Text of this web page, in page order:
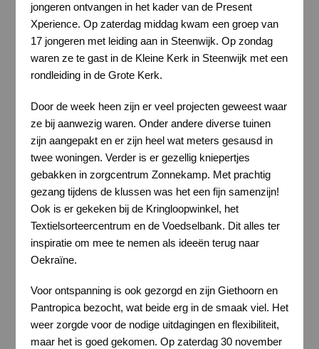
jongeren ontvangen in het kader van de Present
Xperience. Op zaterdag middag kwam een groep van
17 jongeren met leiding aan in Steenwijk. Op zondag
waren ze te gast in de Kleine Kerk in Steenwijk met een
rondleiding in de Grote Kerk.
Door de week heen zijn er veel projecten geweest waar
ze bij aanwezig waren. Onder andere diverse tuinen
zijn aangepakt en er zijn heel wat meters gesausd in
twee woningen. Verder is er gezellig kniepertjes
gebakken in zorgcentrum Zonnekamp. Met prachtig
gezang tijdens de klussen was het een fijn samenzijn!
Ook is er gekeken bij de Kringloopwinkel, het
Textielsorteercentrum en de Voedselbank. Dit alles ter
inspiratie om mee te nemen als ideeën terug naar
Oekraïne.
Voor ontspanning is ook gezorgd en zijn Giethoorn en
Pantropica bezocht, wat beide erg in de smaak viel. Het
weer zorgde voor de nodige uitdagingen en flexibiliteit,
maar het is goed gekomen. Op zaterdag 30 november